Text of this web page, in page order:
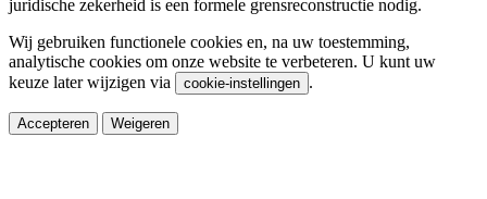
juridische zekerheid is een formele grensreconstructie nodig.
Wij gebruiken functionele cookies en, na uw toestemming,
analytische cookies om onze website te verbeteren. U kunt uw
keuze later wijzigen via
cookie-instellingen .
Accepteren Weigeren